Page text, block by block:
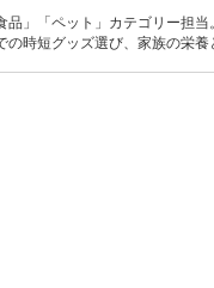
品」「ペット」カテゴリー担
の時短グッズ選び、家族の栄